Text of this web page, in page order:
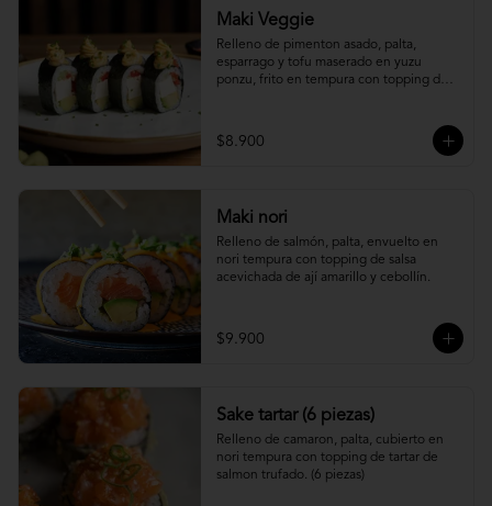
Maki Veggie
Relleno de pimenton asado, palta,
esparrago y tofu maserado en yuzu
ponzu, frito en tempura con topping de
$8.900
Maki nori
Relleno de salmón, palta, envuelto en
nori tempura con topping de salsa
acevichada de ají amarillo y cebollín.
$9.900
Sake tartar (6 piezas)
Relleno de camaron, palta, cubierto en
nori tempura con topping de tartar de
salmon trufado. (6 piezas)